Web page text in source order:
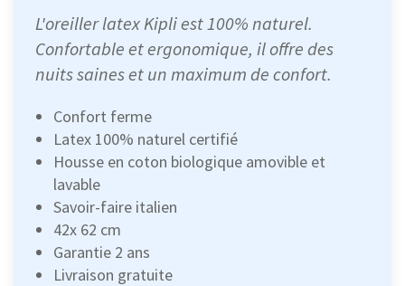
L'oreiller latex Kipli est 100% naturel.
Confortable et ergonomique, il offre des
nuits saines et un maximum de confort.
Confort ferme
Latex 100% naturel certifié
Housse en coton biologique amovible et
lavable
Savoir-faire italien
42x 62 cm
Garantie 2 ans
Livraison gratuite